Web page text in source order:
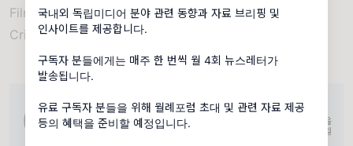
국내외 독립미디어 분야 관련 동향과 자료 브리핑 및
인사이트를 제공합니다.
구독자 분들에게는 매주 한 번씩 월 4회 뉴스레터가
발송됩니다.
유료 구독자 분들을 위해 월례포럼 초대 및 관련 자료 제공
등의 혜택을 준비할 예정입니다.
Filmmakers Condemn Lack of Diversity at PBS and
Critique Overreliance on Ken Burns, April 6, 2021